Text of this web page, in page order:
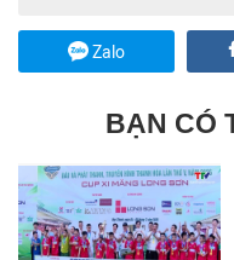
Zalo
BẠN CÓ